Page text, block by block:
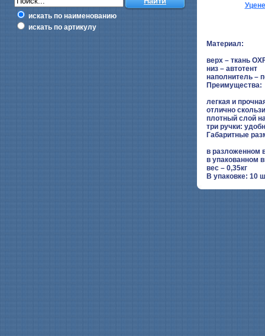
искать по наименованию
искать по артикулу
Материал:
верх – ткань
низ – автотент
наполнитель –
Преимущества:
легкая и
отлично
плотный слой
три ручки:
Габаритные
в разложенном
в упакованном
вес – 0,35кг
В упаковке: 10